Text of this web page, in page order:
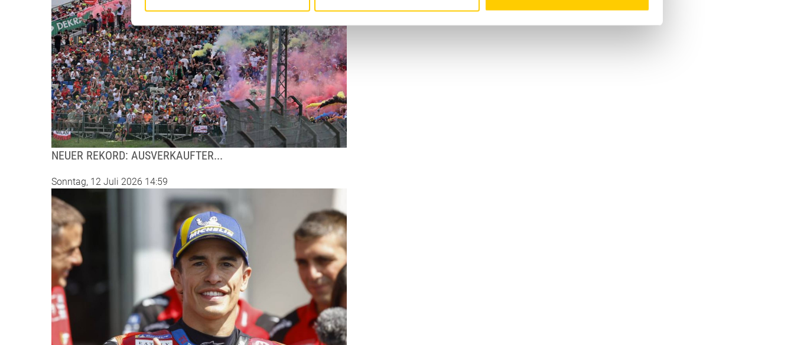
NEUER REKORD: AUSVERKAUFTER...
Sonntag, 12 Juli 2026 14:59